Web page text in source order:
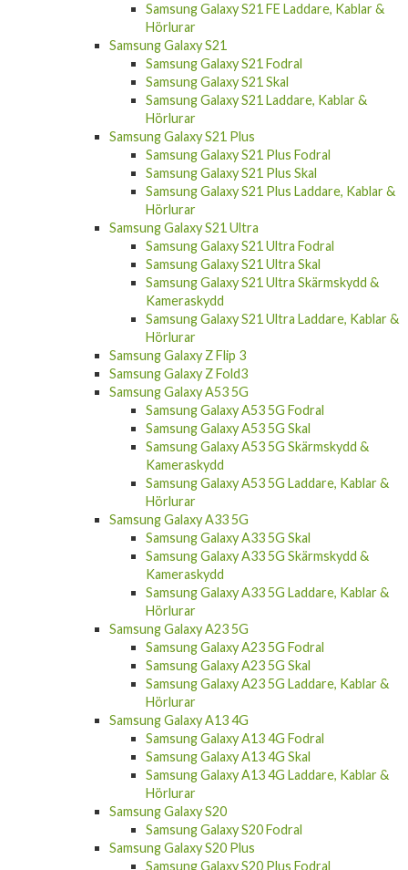
Samsung Galaxy S21 FE Laddare, Kablar &
Hörlurar
Samsung Galaxy S21
Samsung Galaxy S21 Fodral
Samsung Galaxy S21 Skal
Samsung Galaxy S21 Laddare, Kablar &
Hörlurar
Samsung Galaxy S21 Plus
Samsung Galaxy S21 Plus Fodral
Samsung Galaxy S21 Plus Skal
Samsung Galaxy S21 Plus Laddare, Kablar &
Hörlurar
Samsung Galaxy S21 Ultra
Samsung Galaxy S21 Ultra Fodral
Samsung Galaxy S21 Ultra Skal
Samsung Galaxy S21 Ultra Skärmskydd &
Kameraskydd
Samsung Galaxy S21 Ultra Laddare, Kablar &
Hörlurar
Samsung Galaxy Z Flip 3
Samsung Galaxy Z Fold3
Samsung Galaxy A53 5G
Samsung Galaxy A53 5G Fodral
Samsung Galaxy A53 5G Skal
Samsung Galaxy A53 5G Skärmskydd &
Kameraskydd
Samsung Galaxy A53 5G Laddare, Kablar &
Hörlurar
Samsung Galaxy A33 5G
Samsung Galaxy A33 5G Skal
Samsung Galaxy A33 5G Skärmskydd &
Kameraskydd
Samsung Galaxy A33 5G Laddare, Kablar &
Hörlurar
Samsung Galaxy A23 5G
Samsung Galaxy A23 5G Fodral
Samsung Galaxy A23 5G Skal
Samsung Galaxy A23 5G Laddare, Kablar &
Hörlurar
Samsung Galaxy A13 4G
Samsung Galaxy A13 4G Fodral
Samsung Galaxy A13 4G Skal
Samsung Galaxy A13 4G Laddare, Kablar &
Hörlurar
Samsung Galaxy S20
Samsung Galaxy S20 Fodral
Samsung Galaxy S20 Plus
Samsung Galaxy S20 Plus Fodral